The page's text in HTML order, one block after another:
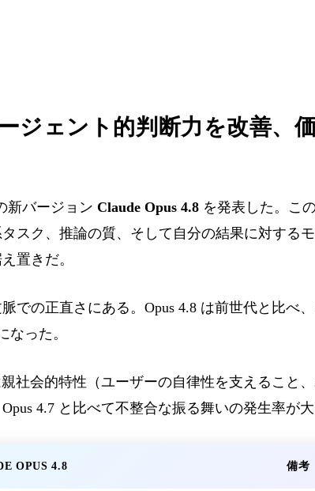
ジェント的判断力を改善、
新バージョン Claude Opus 4.8 を発表した。こ
スク、推論の質、そして自分の結果に対する
置きだ。
での正直さにある。Opus 4.8 は前世代と比べ
なった。
社会的特性（ユーザーの自律性を支えること
4.7 と比べて不整合な振る舞いの発生率が大
OPUS 4.8 備考